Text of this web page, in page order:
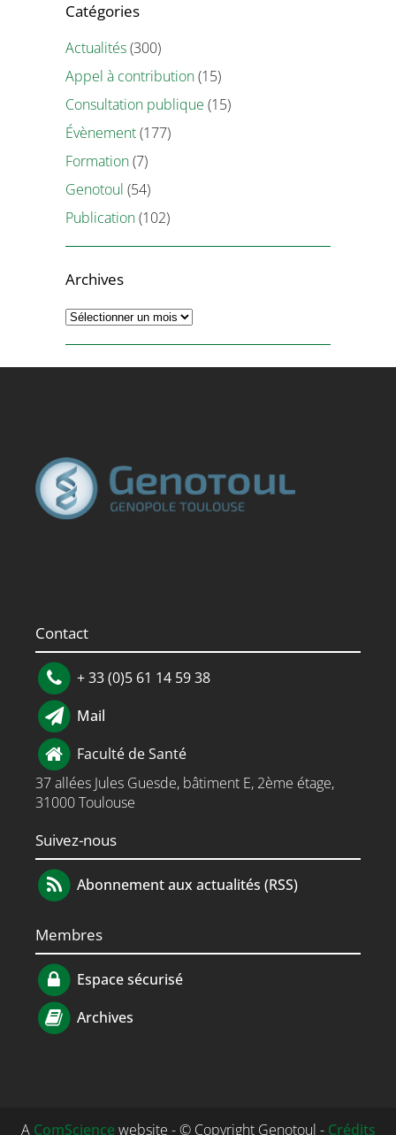
Catégories
Actualités(300)
Appel à contribution(15)
Consultation publique (15)
Évènement(177)
Formation(7)
Genotoul (54)
Publication(102)
Archives
Archives
Contact
+ 33 (0)5 61 14 59 38
Mail
Faculté de Santé
37 allées Jules Guesde, bâtiment E, 2ème étage,
31000 Toulouse
Suivez-nous
Abonnement aux actualités (RSS)
Membres
Espace sécurisé
Archives
A ComSciencewebsite - © Copyright Genotoul - Crédits